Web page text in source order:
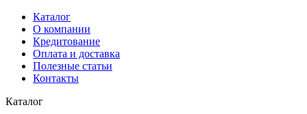
Каталог
О компании
Кредитование
Оплата и доставка
Полезные статьи
Контакты
Каталог